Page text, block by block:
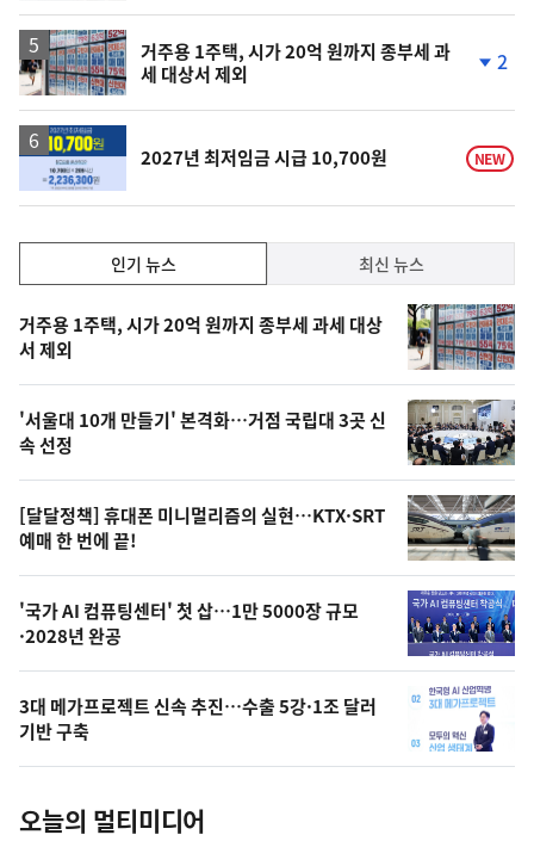
일
거주용 1주택, 시가 20억 원까지 종부세 과
세 대상서 제외
락
2
2027년 최저임금 시급 10,700원 NEW
기,
최
신,
오
늘
의
영
상
오
늘
의
사
진
인기 뉴스 최신 뉴스
기
뉴
스
거주용 1주택, 시가 20억 원까지 종부세 과세 대상
서 제외
'서울대 10개 만들기' 본격화…거점 국립대 3곳 신
속 선정
[달달정책] 휴대폰 미니멀리즘의 실현…KTX·SRT
예매 한 번에 끝!
'국가 AI 컴퓨팅센터' 첫 삽…1만 5000장 규모
·2028년 완공
3대 메가프로젝트 신속 추진…수출 5강·1조 달러
기반 구축
오늘의 멀티미디어